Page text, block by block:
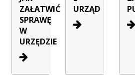
ZAŁATWIĆ
SPRAWĘ
W
URZĘDZIE
URZĄD